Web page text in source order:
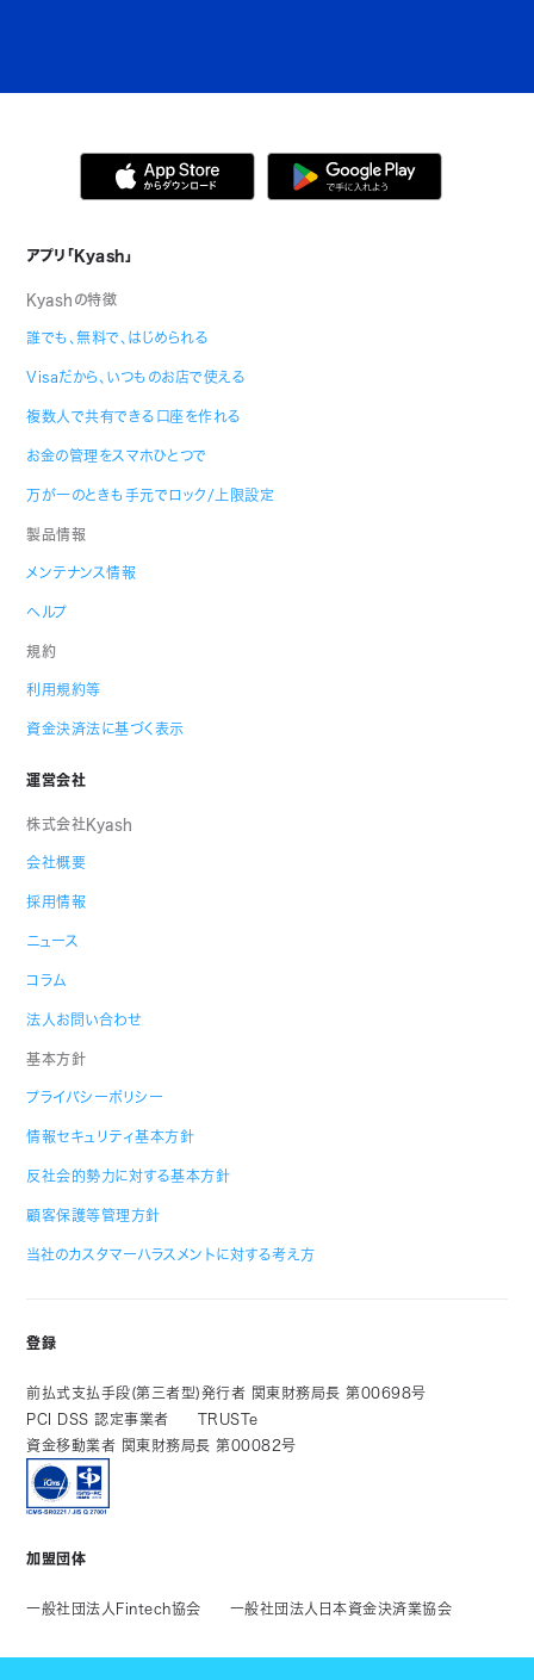
アプリ「Kyash」
Kyashの特徴
誰でも、無料で、はじめられる
Visaだから、いつものお店で使える
複数人で共有できる口座を作れる
お金の管理をスマホひとつで
万が一のときも手元でロック/上限設定
製品情報
メンテナンス情報
ヘルプ
規約
利用規約等
資金決済法に基づく表示
運営会社
株式会社Kyash
会社概要
採用情報
ニュース
コラム
法人お問い合わせ
基本方針
プライバシーポリシー
情報セキュリティ基本方針
反社会的勢力に対する基本方針
顧客保護等管理方針
当社のカスタマーハラスメントに対する考え方
登録
前払式支払手段(第三者型)発行者 関東財務局長 第00698号
PCI DSS 認定事業者
TRUSTe
資金移動業者 関東財務局長 第00082号
加盟団体
一般社団法人Fintech協会 一般社団法人日本資金決済業協会